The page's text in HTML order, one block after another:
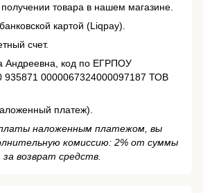
товара в нашем магазине.
картой (Liqpay).
счет.
Андреевна, код по ЕГРПОУ
935871 0000067324000097187 ТОВ
платеж).
наложенным платежом, вы
комиссию: 2% от суммы
возврат средств.